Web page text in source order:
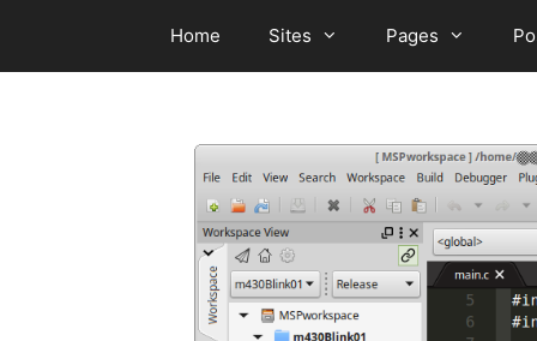
content
Home Sites Pages